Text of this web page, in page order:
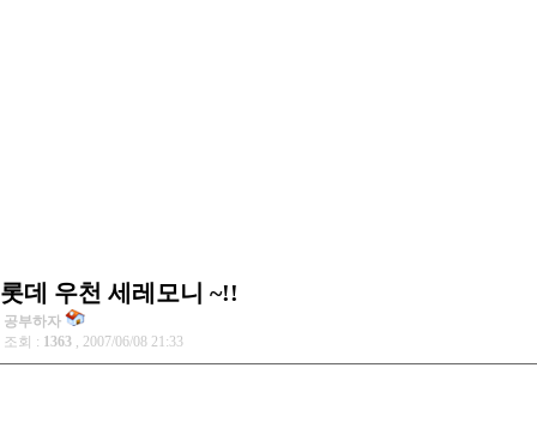
롯데 우천 세레모니 ~!!
공부하자
조회 : 1363 , 2007/06/08 21:33